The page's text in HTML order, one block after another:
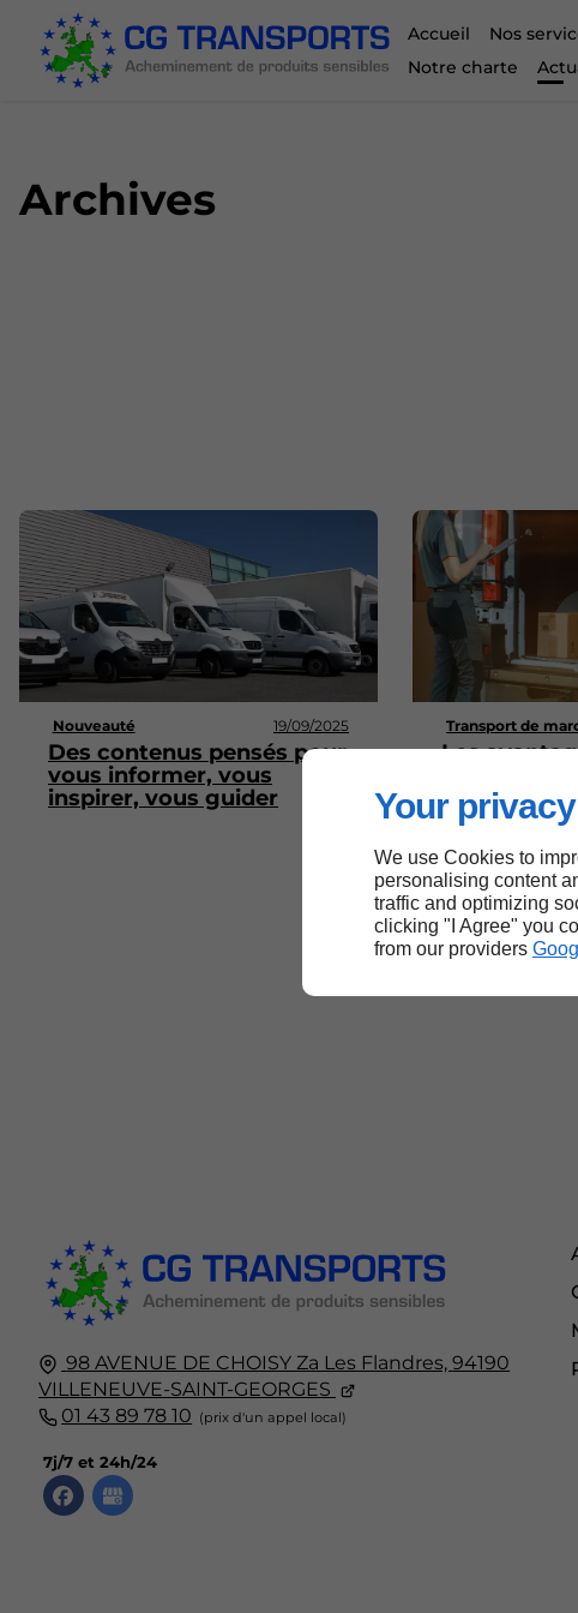
Your
We use Cookies to
personalising content
traffic and optimizing
clicking "I Agree" you
from our providers
Accueil Nos
Notre charte
Archives
Nouveauté 19/09/2025
Des contenus pensés pour
vous informer, vous
inspirer, vous guider
Transport de
Les
transport
de vos
98 AVENUE DE CHOISY Za Les Flandres,94190
VILLENEUVE-SAINT-GEORGES
01 43 89 78 10
7j/7 et 24h/24